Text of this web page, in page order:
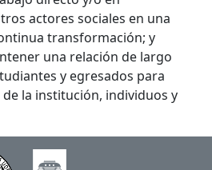
actores sociales en una
transformación; y
una relación de largo
y egresados para
la institución, individuos y